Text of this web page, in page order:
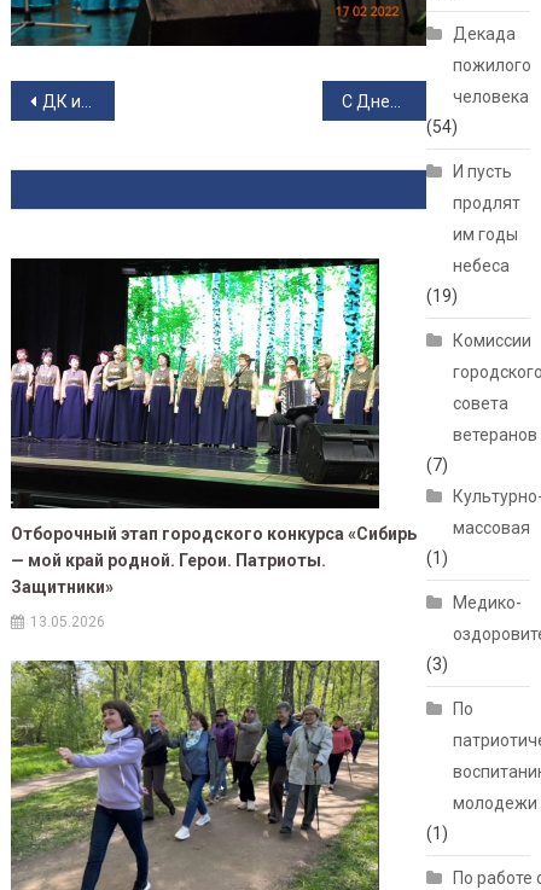
Навигация по записям
ДК им. Октябрьской революции приглашает на концерт
Отборочный этап городского конкурса «Сибирь
— мой край родной. Герои. Патриоты.
Защитники»
13.05.2026
Декада
пожилого
человека
(54)
И пусть
продлят
им годы
небеса
(19)
Комиссии
совета
ветеранов
(7)
массовая
(1)
Медико-
(3)
По
молодежи
(1)
По работе